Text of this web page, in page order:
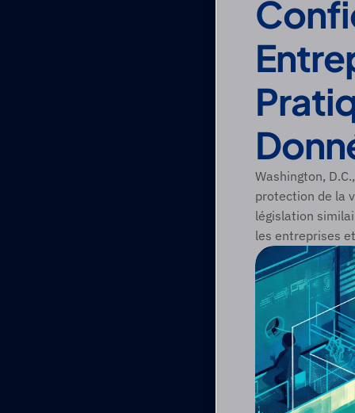
Washington,
protection de la
législation
les entreprises